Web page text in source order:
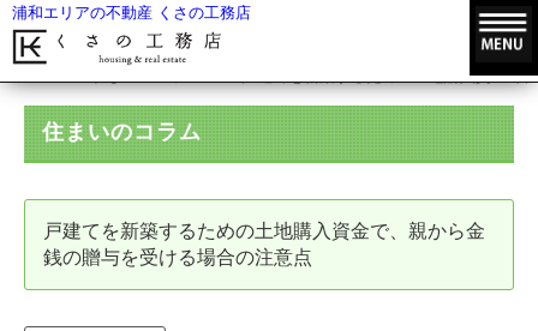
浦和エリアの不動産 くさの工務店
戸建てを新築するための土地購入資金で
住まいのコラム
戸建てを新築するための土地購入資金で、親から金
銭の贈与を受ける場合の注意点